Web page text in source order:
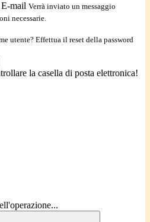
E-mail Verrà inviato un messaggio
necessarie.
utente? Effettua il reset della password
la casella di posta elettronica!